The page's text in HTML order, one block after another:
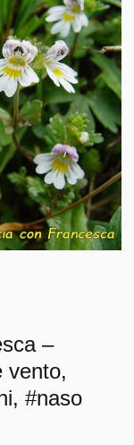
–
vento,
#naso